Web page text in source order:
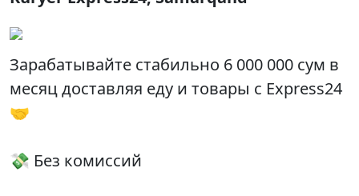
Зарабатывайте стабильно 6 000 000 сум в
месяц доставляя еду и товары с Express24
🤝
💸 Без комиссий